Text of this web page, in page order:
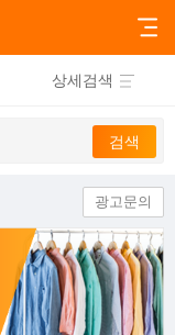
상세검색
광고문의